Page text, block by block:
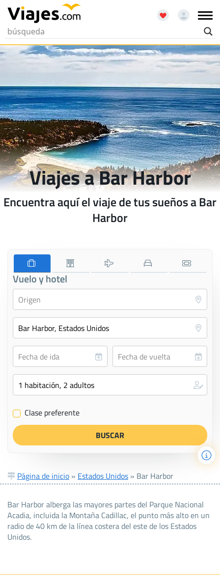
Viajes a Bar Harbor
Encuentra aquí el viaje de tus sueños a Bar
Harbor
Vuelo y hotel
✔ Clase preferente
Página de inicio » Estados Unidos » Bar Harbor
Bar Harbor alberga las mayores partes del Parque Nacional
Acadia, incluida la Montaña Cadillac, el punto más alto en un
radio de 40 km de la línea costera del este de los Estados
Unidos.